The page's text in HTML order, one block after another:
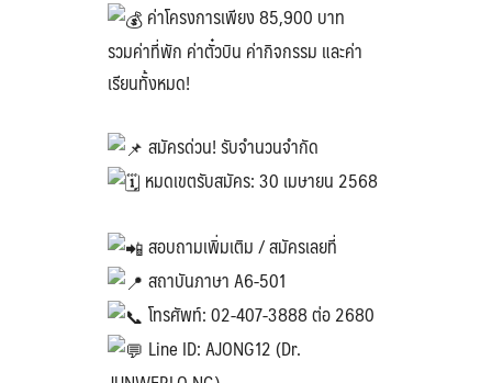
ค่าโครงการเพียง 85,900 บาท
รวมค่าที่พัก ค่าตั๋วบิน ค่ากิจกรรม และค่า
เรียนทั้งหมด!
สมัครด่วน! รับจำนวนจำกัด
หมดเขตรับสมัคร: 30 เมษายน 2568
สอบถามเพิ่มเติม / สมัครเลยที่
สถาบันภาษา A6-501
โทรศัพท์: 02-407-3888 ต่อ 2680
Line ID: AJONG12 (Dr.